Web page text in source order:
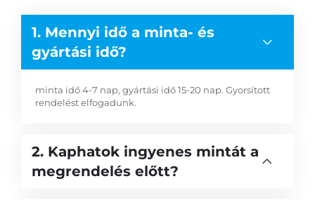
1. Mennyi idő a minta- és
gyártási idő?
minta idő 4-7 nap, gyártási idő 15-20 nap. Gyorsított
rendelést elfogadunk.
2. Kaphatok ingyenes mintát a
megrendelés előtt?